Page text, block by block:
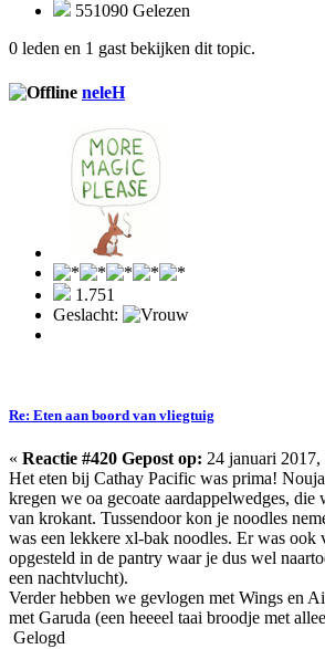
551090 Gelezen
0 leden en 1 gast bekijken dit topic.
neleH
1.751
Geslacht:
Re: Eten aan boord van vliegtuig
« Reactie #420 Gepost op: 24 januari
Het eten bij Cathay Pacific was prima!
kregen we oa gecoate aardappelwedges,
van krokant. Tussendoor kon je noodles
was een lekkere xl-bak noodles. Er was ook
opgesteld in de pantry waar je dus wel
een nachtvlucht).
Verder hebben we gevlogen met Wings en
met Garuda (een heeeel taai broodje met
Gelogd